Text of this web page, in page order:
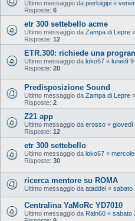
Ultimo messaggio da pierluigipi «
Risposte: 6
etr 300 settebello acme
Ultimo messaggio da Zampa di Lepre «
Risposte: 12
ETR.300: richiede una
Ultimo messaggio da loko67 « lunedì
Risposte: 20
Predisposizione Sound
Ultimo messaggio da Zampa di Lepre «
Risposte: 2
Z21 app
Ultimo messaggio da erosso « giovedì
Risposte: 12
etr 300 settebello
Ultimo messaggio da loko67 «
Risposte: 30
ricerca mentore su ROMA
Ultimo messaggio da ataddei « sabato
Centralina YaMoRc YD7010
Ultimo messaggio da Raln60 « sabato